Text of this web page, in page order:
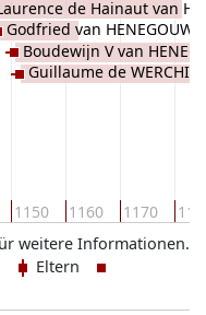
1150 1160 1170
de Hainaut van
Godfried van
Boudewijn V van
Guillaume de WERCHIN
weitere Informationen.
Eltern